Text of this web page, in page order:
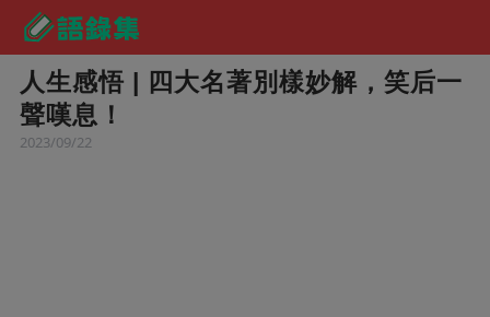
人生感悟 | 四大名著別樣妙解，笑后一
聲嘆息！
2023/09/22